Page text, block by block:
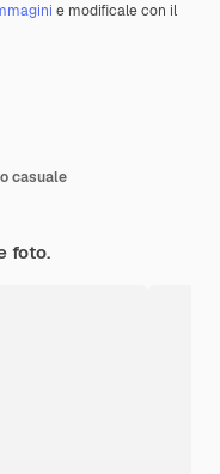
e modificale con il
casuale
foto.